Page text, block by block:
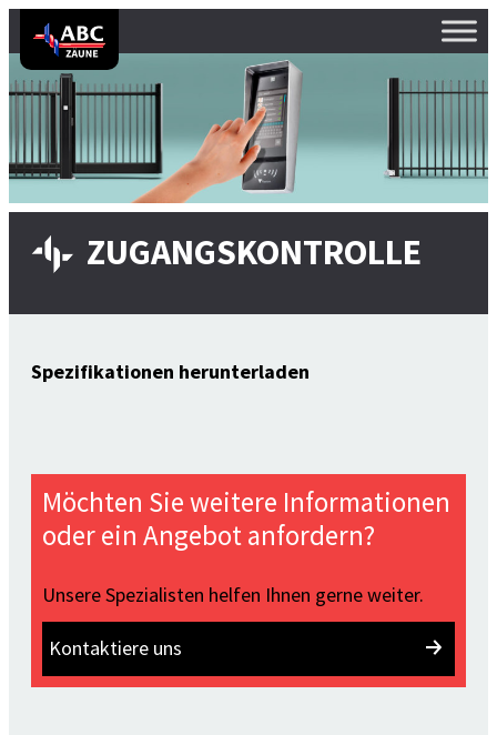
ZUGANGSKONTROLLE
Spezifikationen herunterladen
Möchten Sie weitere Informationen
oder ein Angebot anfordern?
Unsere Spezialisten helfen Ihnen gerne weiter.
Kontaktiere uns